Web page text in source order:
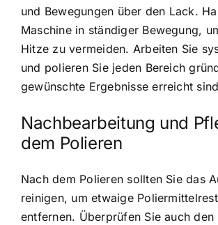
und Bewegungen über den Lack.
Maschine in ständiger Bewegung,
Hitze zu vermeiden. Arbeiten Sie
und polieren Sie jeden Bereich
gewünschte Ergebnisse erreicht
Nachbearbeitung und
dem Polieren
Nach dem Polieren sollten Sie das
reinigen, um etwaige
entfernen. Überprüfen Sie auch den